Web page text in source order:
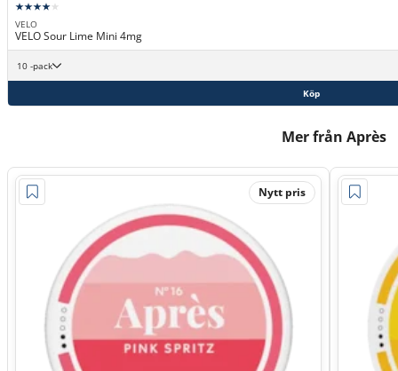
VELO
VELO Sour Lime Mini 4mg
10 -pack
Köp
Mer från Après
Nytt pris